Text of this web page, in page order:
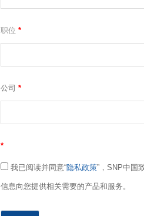
职位 *
公司 *
*
我已阅读并同意“隐私政策”，SNP中国
信息向您提供相关需要的产品和服务。